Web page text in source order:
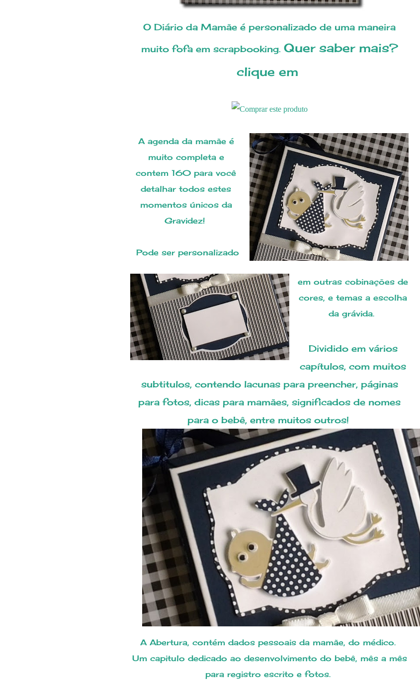
O Diário da Mamãe é personalizado de uma maneira
muito fofa em scrapbooking. Quer saber mais?
clique em
A agenda da mamãe é
muito completa e
contem 160 para você
detalhar todos estes
momentos únicos da
Gravidez!
Pode ser personalizado
em outras cobinações de
cores, e temas a escolha
da grávida.
Dividido em vários
capítulos, com muitos
subtitulos, contendo lacunas para preencher, páginas
para fotos, dicas para mamães, significados de nomes
para o bebê, entre muitos outros!
A Abertura, contém dados pessoais da mamãe, do médico.
Um capitulo dedicado ao desenvolvimento do bebê, mês a mês
para registro escrito e fotos.